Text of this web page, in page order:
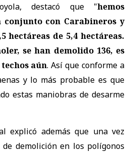
destacó que "hemos
conjunto con Carabineros y
hectáreas de 5,4 hectáreas.
se han demolido 136, es
aún. Así que conforme a
y lo más probable es que
estas maniobras de desarme
explicó además que una vez
demolición en los polígonos